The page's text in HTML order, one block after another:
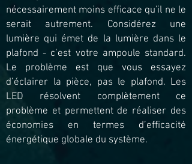
nécessairement moins efficace qu'il ne le
serait autrement. Considérez une
lumière qui émet de la lumière dans le
plafond - c’est votre ampoule standard.
Le problème est que vous essayez
d’éclairer la pièce, pas le plafond. Les
LED résolvent complètement ce
problème et permettent de réaliser des
économies en termes d’efficacité
énergétique globale du système.